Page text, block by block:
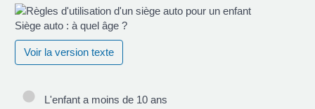
Siège auto : à quel âge ?
Voir la version texte
L'enfant a moins de 10 ans